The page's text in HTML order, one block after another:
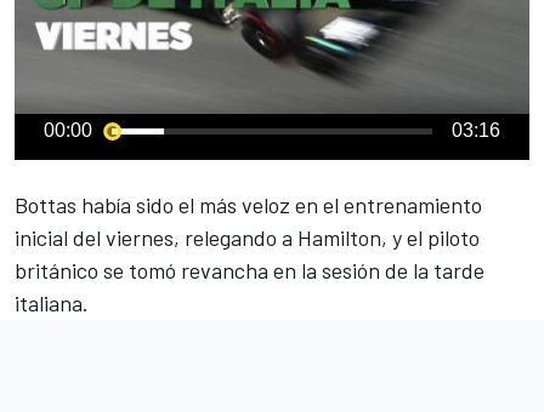
00:00 03:16
Bottas había sido el más veloz en el entrenamiento
inicial del viernes, relegando a Hamilton, y el piloto
británico se tomó revancha en la sesión de la tarde
italiana.